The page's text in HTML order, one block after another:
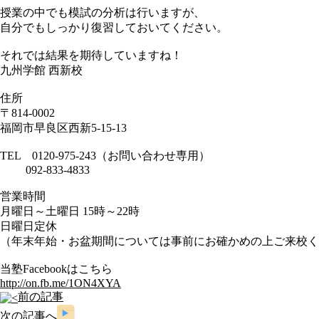
授業の中でも模試の分析は行いますが、
自分でもしっかり復習しておいてください。
それでは結果を期待していますね！
九州学館 西新校
住所
〒814-0002
福岡市早良区西新5-15-13
TEL 0120-975-243（お問い合わせ専用）
092-833-4833
営業時間
月曜日～土曜日 15時～22時
日曜日定休
（年末年始・お盆期間については事前にお確かめの上ご来校
当塾Facebookはこちら
http://on.fb.me/1ON4XYA
前の記事
次の記事へ